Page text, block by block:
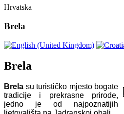
Hrvatska
Brela
Brela
Brela su turističko mjesto bogate
tradicije i prekrasne prirode,
jedno je od najpoznatijih